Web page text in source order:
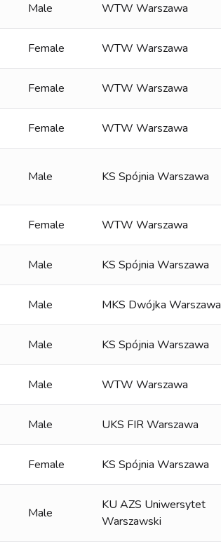
Male WTW Warszawa
Female WTW Warszawa
Female WTW Warszawa
Female WTW Warszawa
Male KS Spójnia Warszawa
Female WTW Warszawa
Male KS Spójnia Warszawa
Male MKS Dwójka Warszawa
Male KS Spójnia Warszawa
Male WTW Warszawa
Male UKS FIR Warszawa
Female KS Spójnia Warszawa
Male
KU AZS Uniwersytet
Warszawski